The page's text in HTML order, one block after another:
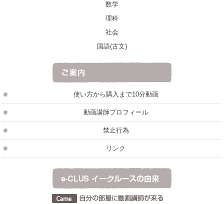
数学
理科
社会
国語(古文)
使い方から購入まで10分動画
動画講師プロフィール
禁止行為
リンク